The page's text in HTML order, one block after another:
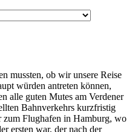
mussten, ob wir unsere Reise
würden antreten können,
alle guten Mutes am Verdener
Bahnverkehrs kurzfristig
zum Flughafen in Hamburg, wo
ersten war, der nach der